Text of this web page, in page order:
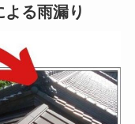
る雨漏り